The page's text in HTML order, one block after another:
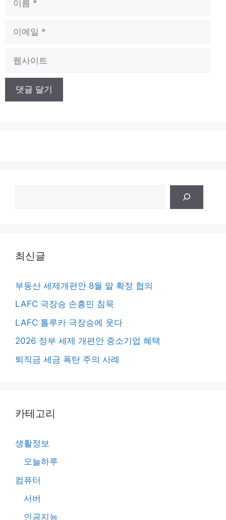
최신글
부동산 세제개편안 8월 말 확정 협의
LAFC 극장승 손흥민 침묵
LAFC 톨루카 극장승에 웃다
2026 정부 세제 개편안 중소기업 혜택
퇴직금 세금 폭탄 주의 사례
카테고리
생활정보
오늘하루
컴퓨터
서버
인공지능